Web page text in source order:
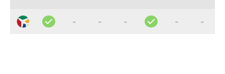
- - - - -